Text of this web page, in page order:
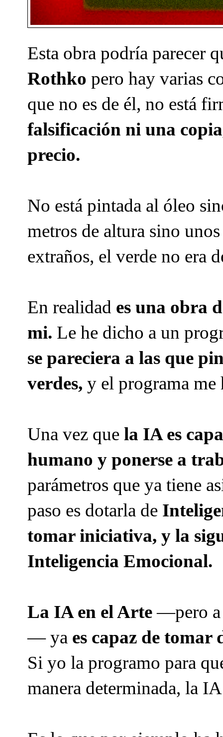
Esta obra podría parecer
Rothko pero hay varias
que no es de él, no está
falsificación ni una
precio.
No está pintada al óleo
metros de altura sino
extraños, el verde no era
En realidad es una obra
mi. Le he dicho a un
se pareciera a las que
verdes, y el programa me
Una vez que la IA es
humano y ponerse a
parámetros que ya tiene
paso es dotarla de
tomar iniciativa, y la
Inteligencia Emocional.
La IA en el Arte—pero a
— ya es capaz de tomar
Si yo la programo para
manera determinada, la